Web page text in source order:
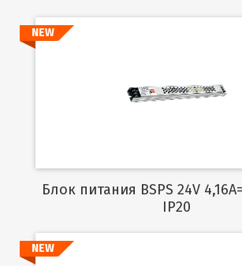
Подробнее
NEW
Блок питания BSPS 24V 4,16A=100W SLIM
IP20
NEW